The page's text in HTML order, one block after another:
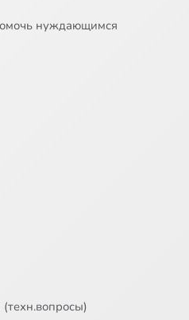
нуждающимся
(техн.вопросы)